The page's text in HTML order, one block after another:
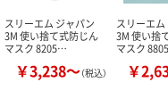
スリーエム ジャパン
3M 使い捨て式防じん
マスク 8205…
￥3,238～（税込）
スリーエ
3M 使い捨
マスク
￥